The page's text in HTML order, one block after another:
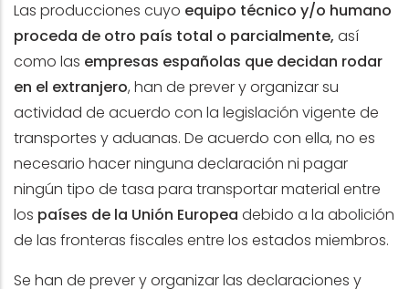
Las producciones cuyo equipo técnico y/o humano
proceda de otro país total o parcialmente, así
como las empresas españolas que decidan rodar
en el extranjero, han de prever y organizar su
actividad de acuerdo con la legislación vigente de
transportes y aduanas. De acuerdo con ella, no es
necesario hacer ninguna declaración ni pagar
ningún tipo de tasa para transportar material entre
los países de la Unión Europea debido a la abolición
de las fronteras fiscales entre los estados miembros.
Se han de prever y organizar las declaraciones y